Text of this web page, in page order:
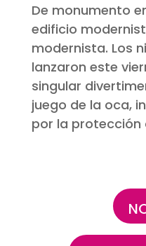
De monumento
edificio
modernista. Los
lanzaron este
singular
juego de la oca,
por la protección